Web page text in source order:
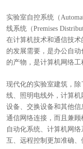
实验室自控系统（
线系统（Premises
在计算机技术和通信技术
的发展需要，是办公自
的产物，是计算机网络工
现代化的实验室建筑，
线、照明电线外，计算
设备、交换设备和其他
通信网络连接，而且兼
自动化系统、计算机网
互、远程控制更加准确、